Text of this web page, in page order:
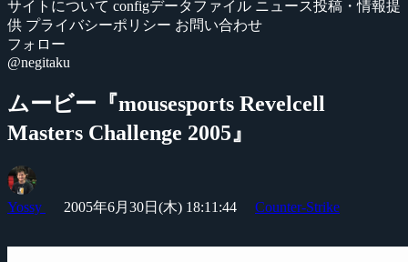
サイトについて configデータファイル ニュース投稿・情報提
供 プライバシーポリシー お問い合わせ
フォロー
@negitaku
ムービー『mousesports Revelcell
Masters Challenge 2005』
Yossy 2005年6月30日(木) 18:11:44 Counter-Strike